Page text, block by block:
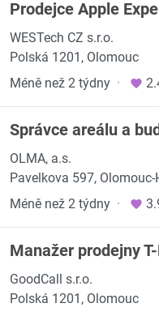
Prodejce Apple
WESTech CZ s.r.o.
Polská 1201, Olomouc
Méně než 2 týdny ·
Správce areálu a
OLMA, a.s.
Pavelkova 597, Olomouc-
Méně než 2 týdny ·
Manažer prodejny
GoodCall s.r.o.
Polská 1201, Olomouc